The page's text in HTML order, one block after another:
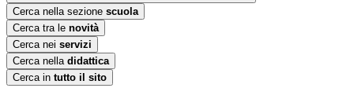
Cerca nella sezione scuola
Cerca tra le novità
Cerca nei servizi
Cerca nella didattica
Cerca in tutto il sito